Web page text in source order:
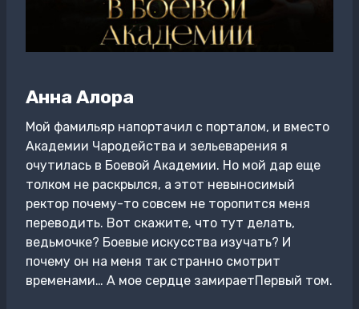
Анна Алора
Мой фамильяр напортачил с порталом, и вместо
Академии Чародейства и зельеварения я
очутилась в Боевой Академии. Но мой дар еще
толком не раскрылся, а этот невыносимый
ректор почему-то совсем не торопится меня
переводить. Вот скажите, что тут делать,
ведьмочке? Боевые искусства изучать? И
почему он на меня так странно смотрит
временами… А мое сердце замираетПервый том.